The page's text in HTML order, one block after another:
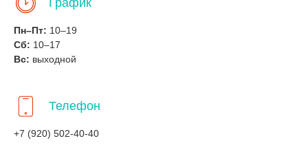
График
Пн–Пт: 10–19
Сб: 10–17
Вс: выходной
Телефон
+7 (920) 502-40-40